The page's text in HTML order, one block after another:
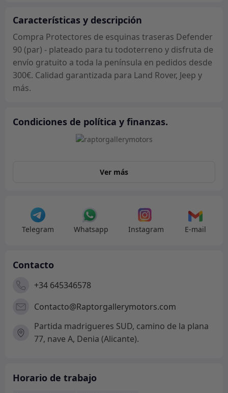
-
plateado
cantidad
Características y descripción
Compra Protectores de esquinas traseras Defender
90 (par) - plateado para tu todoterreno y disfruta de
envío gratuito a toda la península en pedidos desde
300€. Calidad garantizada para Land Rover, Jeep y
más.
Condiciones de política y finanzas.
Ver más
Telegram Whatsapp Instagram E-mail
Contacto
+34 645346578
Contacto@Raptorgallerymotors.com
Partida madrigueres SUD, camino de la plana
77, nave A, Denia (Alicante).
Horario de trabajo